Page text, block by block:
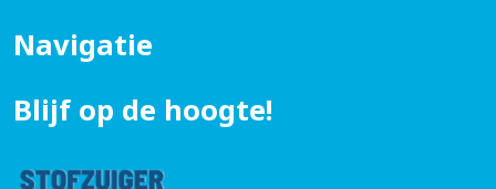
Navigatie
Blijf op de hoogte!